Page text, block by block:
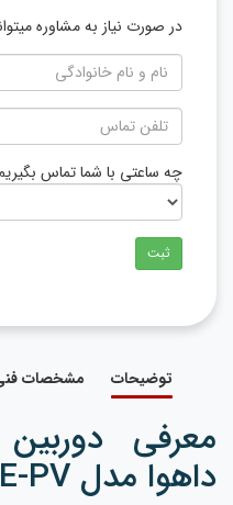
در صورت نیاز به مشاوره
چه ساعتی با شما تماس
ثبت
توضیحات مشخصات
معرفی
داهوا مدل P5AE-PV